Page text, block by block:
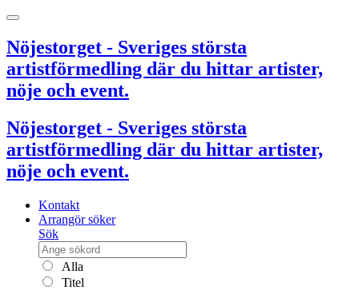
Nöjestorget - Sveriges största
artistförmedling där du hittar artister,
nöje och event.
Nöjestorget - Sveriges största
artistförmedling där du hittar artister,
nöje och event.
Kontakt
Arrangör söker
Sök
Alla
Titel